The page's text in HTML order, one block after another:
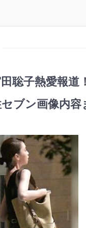
聡子熱愛報道
ブン画像内容